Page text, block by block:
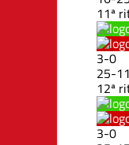
11ª
3-0
25-11
12ª
3-0